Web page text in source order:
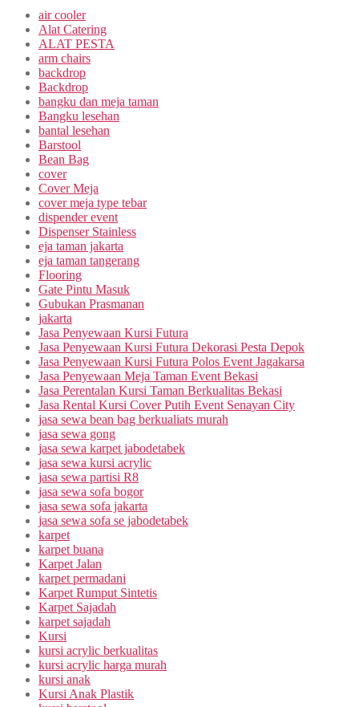
air cooler
Alat Catering
ALAT PESTA
arm chairs
backdrop
Backdrop
bangku dan meja taman
Bangku lesehan
bantal lesehan
Barstool
Bean Bag
cover
Cover Meja
cover meja type tebar
dispender event
Dispenser Stainless
eja taman jakarta
eja taman tangerang
Flooring
Gate Pintu Masuk
Gubukan Prasmanan
jakarta
Jasa Penyewaan Kursi Futura
Jasa Penyewaan Kursi Futura Dekorasi Pesta Depok
Jasa Penyewaan Kursi Futura Polos Event Jagakarsa
Jasa Penyewaan Meja Taman Event Bekasi
Jasa Perentalan Kursi Taman Berkualitas Bekasi
Jasa Rental Kursi Cover Putih Event Senayan City
jasa sewa bean bag berkualiats murah
jasa sewa gong
jasa sewa karpet jabodetabek
jasa sewa kursi acrylic
jasa sewa partisi R8
jasa sewa sofa bogor
jasa sewa sofa jakarta
jasa sewa sofa se jabodetabek
karpet
karpet buana
Karpet Jalan
karpet permadani
Karpet Rumput Sintetis
Karpet Sajadah
karpet sajadah
Kursi
kursi acrylic berkualitas
kursi acrylic harga murah
kursi anak
Kursi Anak Plastik